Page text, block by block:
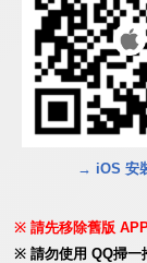
→ iOS 安
請先移除舊版
請勿使用 QQ掃一